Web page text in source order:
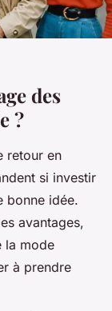
des
?
retour en
si investir
bonne idée.
avantages,
la mode
à prendre